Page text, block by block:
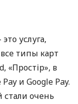
услуга,
типы карт
«Простір», в
и Google Pay.
стали очень